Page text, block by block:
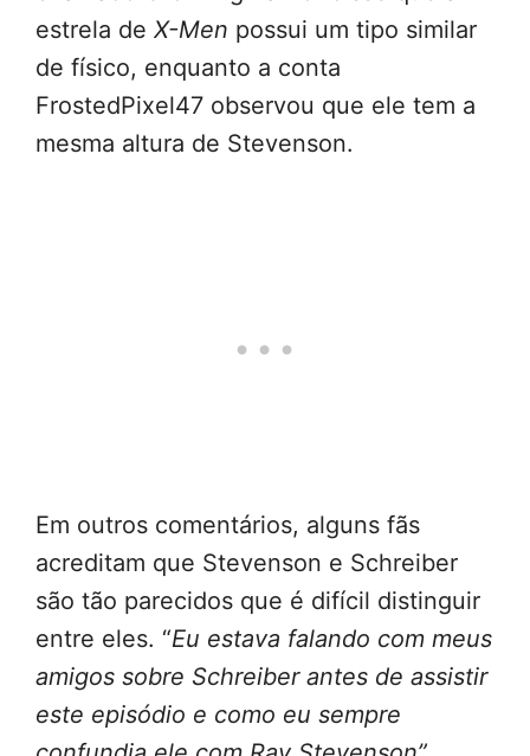
estrela de X-Men possui um tipo similar
de físico, enquanto a conta
FrostedPixel47 observou que ele tem a
mesma altura de Stevenson.
Em outros comentários, alguns fãs
acreditam que Stevenson e Schreiber
são tão parecidos que é difícil distinguir
entre eles. “Eu estava falando com meus
amigos sobre Schreiber antes de assistir
este episódio e como eu sempre